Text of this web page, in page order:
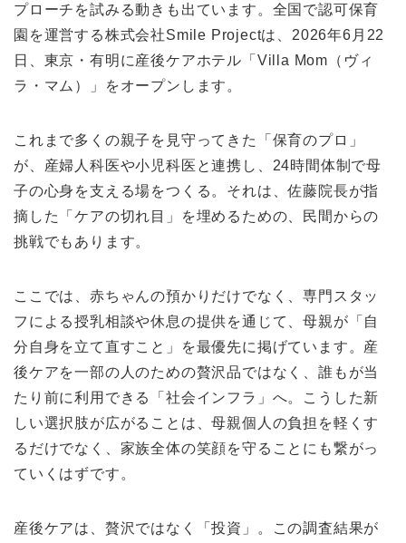
プローチを試みる動きも出ています。全国で認可保育
園を運営する株式会社Smile Projectは、2026年6月22
日、東京・有明に産後ケアホテル「Villa Mom（ヴィ
ラ・マム）」をオープンします。
これまで多くの親子を見守ってきた「保育のプロ」
が、産婦人科医や小児科医と連携し、24時間体制で母
子の心身を支える場をつくる。それは、佐藤院長が指
摘した「ケアの切れ目」を埋めるための、民間からの
挑戦でもあります。
ここでは、赤ちゃんの預かりだけでなく、専門スタッ
フによる授乳相談や休息の提供を通じて、母親が「自
分自身を立て直すこと」を最優先に掲げています。産
後ケアを一部の人のための贅沢品ではなく、誰もが当
たり前に利用できる「社会インフラ」へ。こうした新
しい選択肢が広がることは、母親個人の負担を軽くす
るだけでなく、家族全体の笑顔を守ることにも繋がっ
ていくはずです。
産後ケアは、贅沢ではなく「投資」。この調査結果が